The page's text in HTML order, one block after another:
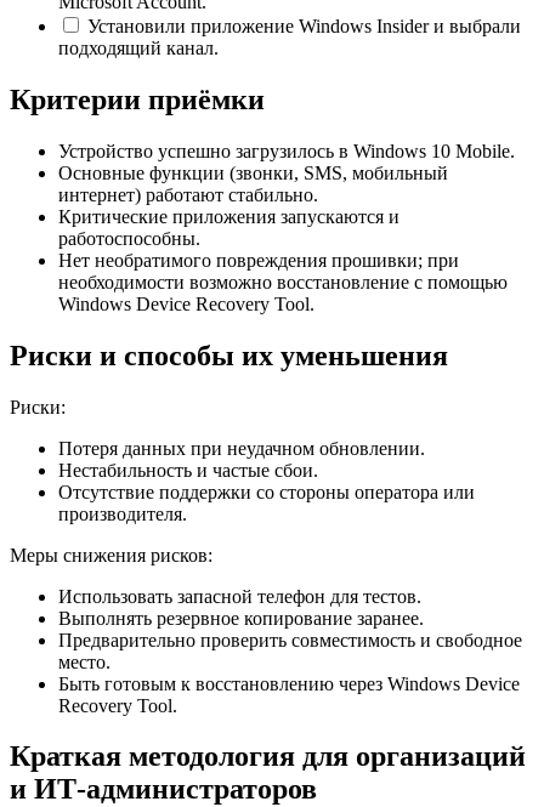
Установили приложение Windows Insider и выбрали
подходящий канал.
Критерии приёмки
Устройство успешно загрузилось в Windows 10 Mobile.
Основные функции (звонки, SMS, мобильный
интернет) работают стабильно.
Критические приложения запускаются и
работоспособны.
Нет необратимого повреждения прошивки; при
необходимости возможно восстановление с помощью
Windows Device Recovery Tool.
Риски и способы их уменьшения
Риски:
Потеря данных при неудачном обновлении.
Нестабильность и частые сбои.
Отсутствие поддержки со стороны оператора или
производителя.
Меры снижения рисков:
Использовать запасной телефон для тестов.
Выполнять резервное копирование заранее.
Предварительно проверить совместимость и свободное
место.
Быть готовым к восстановлению через Windows Device
Recovery Tool.
Краткая методология для организаций
и ИТ-администраторов